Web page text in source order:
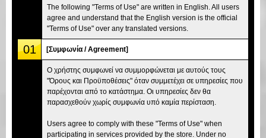
The following "Terms of Use" are written in English. All users
agree and understand that the English version is the official
"Terms of Use" over any translated versions.
01 [Συμφωνία / Agreement]
Ο χρήστης συμφωνεί να συμμορφώνεται με αυτούς τους
"Όρους και Προϋποθέσεις" όταν συμμετέχει σε υπηρεσίες που
παρέχονται από το κατάστημα. Οι υπηρεσίες δεν θα
παρασχεθούν χωρίς συμφωνία υπό καμία περίσταση.
Users agree to comply with these "Terms of Use" when
participating in services provided by the store. Under no